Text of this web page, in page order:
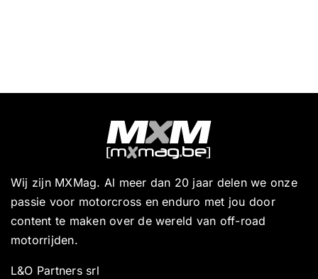
Wij zijn MXMag. Al meer dan 20 jaar delen we onze
passie voor motorcross en enduro met jou door
content te maken over de wereld van off-road
motorrijden.
L&O Partners srl